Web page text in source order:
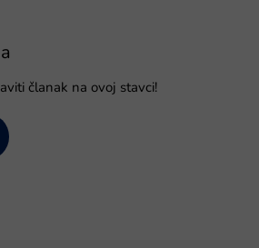
članak na ovoj stavci!